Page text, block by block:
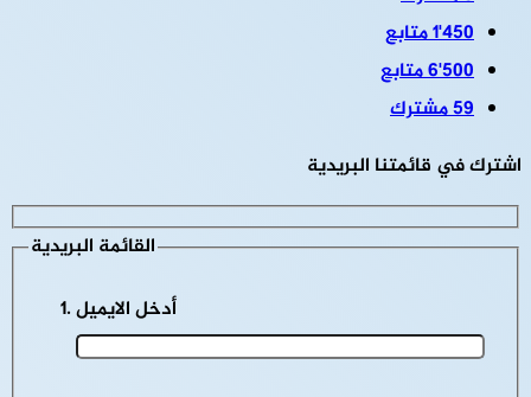
1٬450متابع
6٬500متابع
59مشترك
اشترك في قائمتنا البريدية
القائمة البريدية